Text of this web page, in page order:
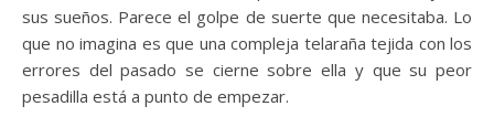
sus sueños. Parece el golpe de suerte que necesitaba. Lo
que no imagina es que una compleja telaraña tejida con los
errores del pasado se cierne sobre ella y que su peor
pesadilla está a punto de empezar.